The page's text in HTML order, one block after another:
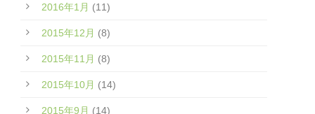
2016年1月 (11)
2015年12月 (8)
2015年11月 (8)
2015年10月 (14)
2015年9月 (14)